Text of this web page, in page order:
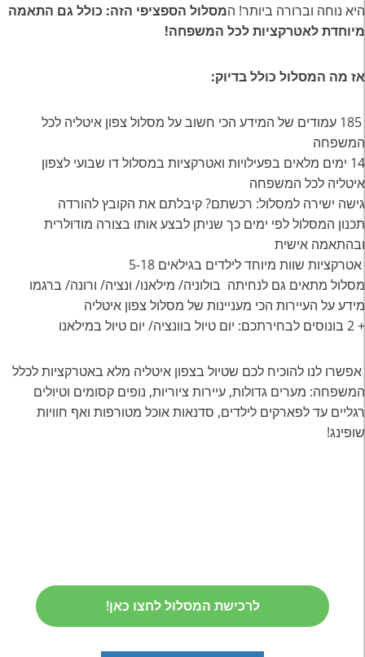
היא נוחה וברורה ביותר! המסלול הספציפי הזה: כולל גם התאמה
מיוחדת לאטרקציות לכל המשפחה!
אז מה המסלול כולל בדיוק:
185 עמודים של המידע הכי חשוב על מסלול צפון איטליה לכל
המשפחה
14 ימים מלאים בפעילויות ואטרקציות במסלול דו שבועי לצפון
איטליה לכל המשפחה
גישה ישירה למסלול: רכשתם? קיבלתם את הקובץ להורדה
תכנון המסלול לפי ימים כך שניתן לבצע אותו בצורה מודולרית
ובהתאמה אישית
אטרקציות שוות מיוחד לילדים בגילאים 5-18
מסלול מתאים גם לנחיתה בולוניה/ מילאנו/ ונציה/ ורונה/ ברגמו
מידע על העיירות הכי מעניינות של מסלול צפון איטליה
+ 2 בונוסים לבחירתכם: יום טיול בוונציה/ יום טיול במילאנו
אפשרו לנו להוכיח לכם שטיול בצפון איטליה מלא באטרקציות לכלל
המשפחה: מערים גדולות, עיירות ציוריות, נופים קסומים וטיולים
רגליים עד לפארקים לילדים, סדנאות אוכל מטורפות ואף חוויות
שופינג!
לרכישת המסלול לחצו כאן!